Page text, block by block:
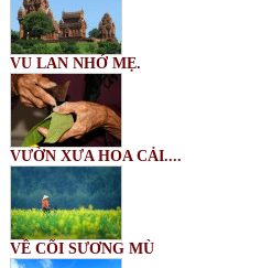
VU LAN NHỚ MẸ.
VƯỜN XƯA HOA CẢI....
VỀ CÕI SƯƠNG MÙ